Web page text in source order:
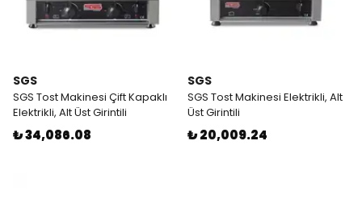
SGS
SGS Tost Makinesi Çift Kapaklı
Elektrikli, Alt Üst Girintili
₺ 34,086.08
SGS
SGS Tost Makinesi Elektrikli, Alt
Üst Girintili
₺ 20,009.24